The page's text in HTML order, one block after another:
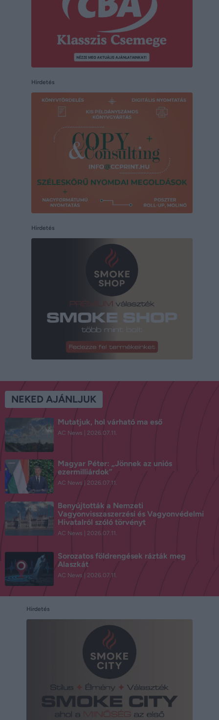
Hirdetés
Hirdetés
NEKED AJÁNLJUK
Mutatjuk, hol várható ma eső
AC News 2026.07.11.
Magyar Péter: „Jönnek az uniós
ezermilliárdok”
AC News 2026.07.11.
Benyújtották a Nemzeti
Vagyonvisszaszerzési és Vagyonvédelmi
Hivatalról szóló törvényt
AC News 2026.07.11.
Sorozatos földrengések rázták meg
Alaszkát
AC News 2026.07.11.
Hirdetés